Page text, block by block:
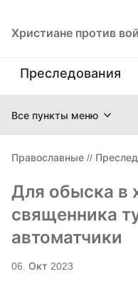
Христиане против
Преследования
Все пункты меню
Православные //
Для обыска в
священника
автоматчики
06. Окт 2023